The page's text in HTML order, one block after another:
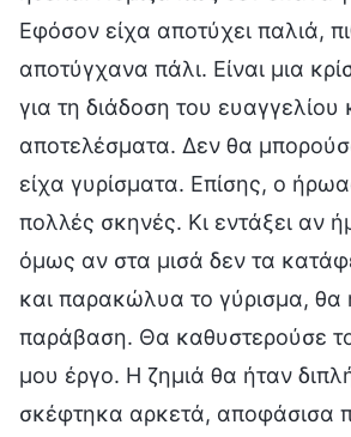
Εφόσον είχα αποτύχει παλιά,
αποτύγχανα πάλι. Είναι μια
για τη διάδοση του ευαγγελίου
αποτελέσματα. Δεν θα
είχα γυρίσματα. Επίσης, ο
πολλές σκηνές. Κι εντάξει αν
όμως αν στα μισά δεν τα
και παρακώλυα το γύρισμα, θα
παράβαση. Θα καθυστερούσε
μου έργο. Η ζημιά θα ήταν
σκέφτηκα αρκετά, αποφάσισα